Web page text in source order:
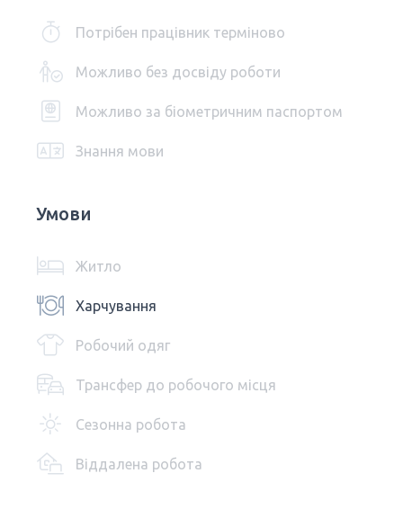
Потрібен працівник терміново
Можливо без досвіду роботи
Можливо за біометричним паспортом
Знання мови
Умови
Житло
Харчування
Робочий одяг
Трансфер до робочого місця
Сезонна робота
Віддалена робота